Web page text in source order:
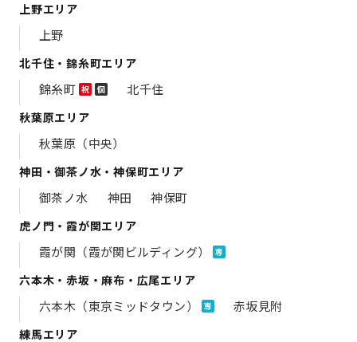
上野エリア
上野
北千住・錦糸町エリア
錦糸町 祝 個 北千住
秋葉原エリア
秋葉原（中央）
神田・御茶ノ水・神保町エリア
御茶ノ水 神田 神保町
虎ノ門・霞が関エリア
霞が関（霞が関ビルディング） 専
六本木・赤坂・麻布・広尾エリア
六本木（東京ミッドタウン） 専 赤坂見附
練馬エリア